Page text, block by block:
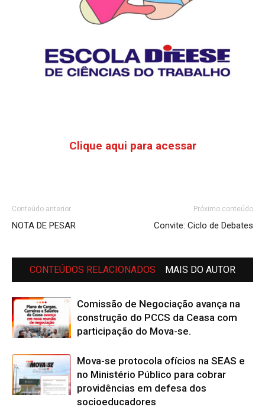
Clique aqui para acessar
Conteúdo anterior
NOTA DE PESAR
Próximo conteúdo
Convite: Ciclo de Debates
CONTEÚDOS RELACIONADOS MAIS DO AUTOR
Comissão de Negociação avança na
construção do PCCS da Ceasa com
participação do Mova-se.
Mova-se protocola ofícios na SEAS e
no Ministério Público para cobrar
providências em defesa dos
socioeducadores